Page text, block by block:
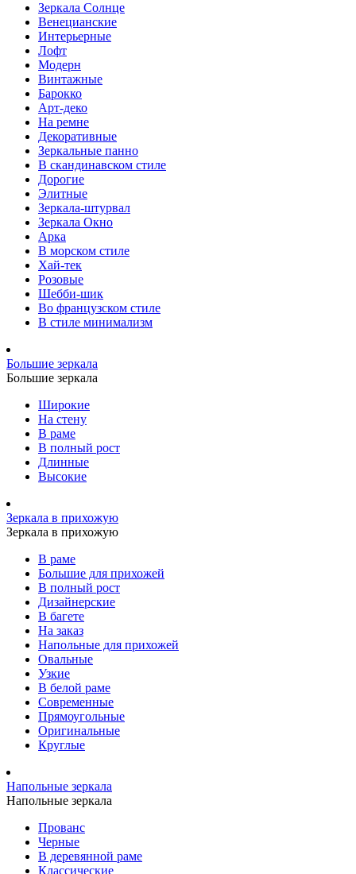
Зеркала Солнце
Венецианские
Интерьерные
Лофт
Модерн
Винтажные
Барокко
Арт-деко
На ремне
Декоративные
Зеркальные панно
В скандинавском стиле
Дорогие
Элитные
Зеркала-штурвал
Зеркала Окно
Арка
В морском стиле
Хай-тек
Розовые
Шебби-шик
Во французском стиле
В стиле минимализм
Большие зеркала
Большие зеркала
Широкие
На стену
В раме
В полный рост
Длинные
Высокие
Зеркала в прихожую
Зеркала в прихожую
В раме
Большие для прихожей
В полный рост
Дизайнерские
В багете
На заказ
Напольные для прихожей
Овальные
Узкие
В белой раме
Современные
Прямоугольные
Оригинальные
Круглые
Напольные зеркала
Напольные зеркала
Прованс
Черные
В деревянной раме
Классические